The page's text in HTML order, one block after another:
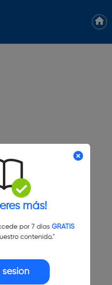
más!
por 7 días GRATIS
contenido."
sesión